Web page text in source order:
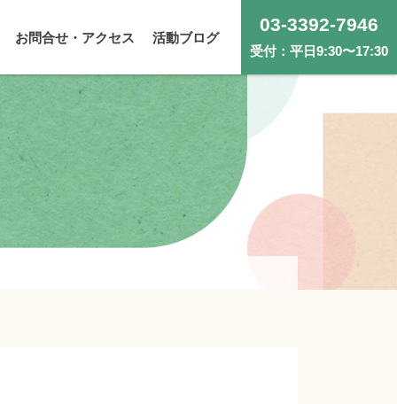
お問合せ・アクセス 活動ブログ
03-3392-7946
受付：平日9:30〜17:30